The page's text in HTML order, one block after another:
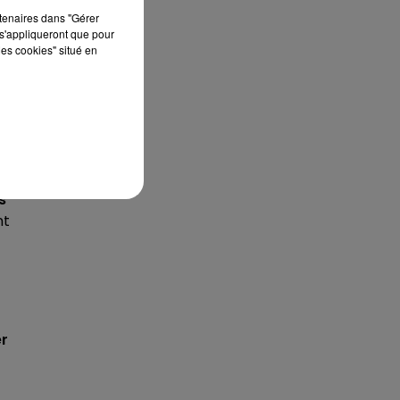
dans "Gérer
que pour
cookies" situé en